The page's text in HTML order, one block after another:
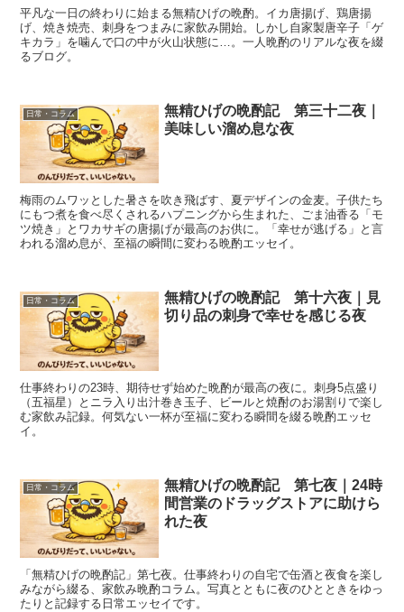
平凡な一日の終わりに始まる無精ひげの晩酌。イカ唐揚げ、鶏唐揚
げ、焼き焼売、刺身をつまみに家飲み開始。しかし自家製唐辛子「ゲ
キカラ」を噛んで口の中が火山状態に…。一人晩酌のリアルな夜を綴
るブログ。
日常・コラム
無精ひげの晩酌記 第三十二夜｜
美味しい溜め息な夜
梅雨のムワッとした暑さを吹き飛ばす、夏デザインの金麦。子供たち
にもつ煮を食べ尽くされるハプニングから生まれた、ごま油香る「モ
ツ焼き」とワカサギの唐揚げが最高のお供に。「幸せが逃げる」と言
われる溜め息が、至福の瞬間に変わる晩酌エッセイ。
日常・コラム
無精ひげの晩酌記 第十六夜｜見
切り品の刺身で幸せを感じる夜
仕事終わりの23時、期待せず始めた晩酌が最高の夜に。刺身5点盛り
（五福星）とニラ入り出汁巻き玉子、ビールと焼酎のお湯割りで楽し
む家飲み記録。何気ない一杯が至福に変わる瞬間を綴る晩酌エッセ
イ。
日常・コラム
無精ひげの晩酌記 第七夜｜24時
間営業のドラッグストアに助けら
れた夜
「無精ひげの晩酌記」第七夜。仕事終わりの自宅で缶酒と夜食を楽し
みながら綴る、家飲み晩酌コラム。写真とともに夜のひとときをゆっ
たりと記録する日常エッセイです。